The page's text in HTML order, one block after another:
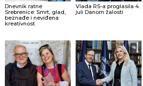
Dnevnik ratne
Srebrenice: Smrt, glad,
beznađe i neviđena
kreativnost
Vlada RS-a proglasila 4.
juli Danom žalosti